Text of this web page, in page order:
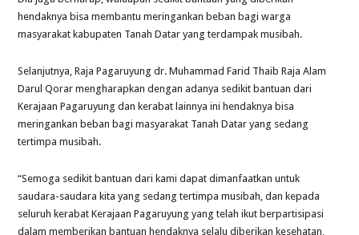
hendaknya bisa membantu meringankan beban bagi warga
masyarakat kabupaten Tanah Datar yang terdampak musibah.
Selanjutnya, Raja Pagaruyung dr. Muhammad Farid Thaib Raja Alam
Darul Qorar mengharapkan dengan adanya sedikit bantuan dari
Kerajaan Pagaruyung dan kerabat lainnya ini hendaknya bisa
meringankan beban bagi masyarakat Tanah Datar yang sedang
tertimpa musibah.
“Semoga sedikit bantuan dari kami dapat dimanfaatkan untuk
saudara-saudara kita yang sedang tertimpa musibah, dan kepada
seluruh kerabat Kerajaan Pagaruyung yang telah ikut berpartisipasi
dalam memberikan bantuan hendaknya selalu diberikan kesehatan,